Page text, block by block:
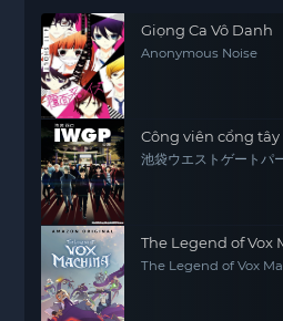
Giọng Ca Vô Danh
Anonymous Noise
Công viên cổng
池袋ウエストゲートパ
The Legend of Vox
The Legend of Vox